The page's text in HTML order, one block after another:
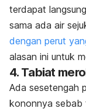
terdapat
sama ada air
dengan perut
alasan ini untuk
4. Tabiat
Ada sesetengah
kononnya sebab